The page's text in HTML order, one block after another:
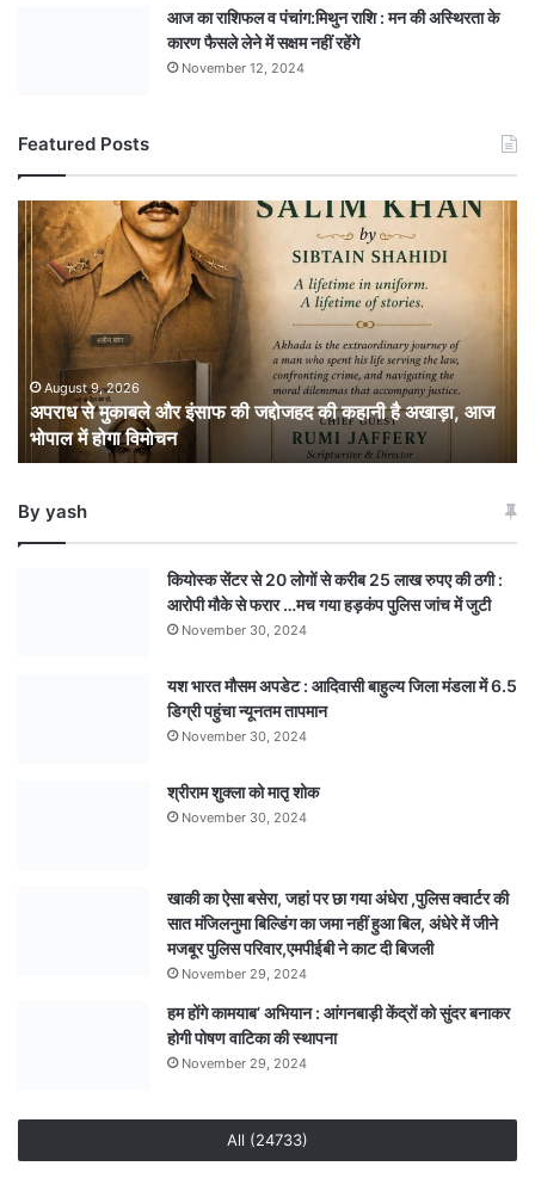
आज का राशिफल व पंचांग:मिथुन राशि : मन की अस्थिरता के
कारण फैसले लेने में सक्षम नहीं रहेंगे
November 12, 2024
Featured Posts
अपराध
से
मुकाबले
की
कहानी
अखाड़ा,
भोपाल
August 9, 2026
अपराध से मुकाबले और इंसाफ की जद्दोजहद की कहानी है अखाड़ा, आज
भोपाल में होगा विमोचन
By yash
कियोस्क सेंटर से 20 लोगों से करीब 25 लाख रुपए की ठगी :
आरोपी मौके से फरार …मच गया हड़कंप पुलिस जांच में जुटी
November 30, 2024
यश भारत मौसम अपडेट : आदिवासी बाहुल्य जिला मंडला में 6.5
डिग्री पहुंचा न्यूनतम तापमान
November 30, 2024
श्रीराम शुक्ला को मातृ शोक
November 30, 2024
खाकी का ऐसा बसेरा, जहां पर छा गया अंधेरा ,पुलिस क्वार्टर की
सात मंजिलनुमा बिल्डिंग का जमा नहीं हुआ बिल, अंधेरे में जीने
मजबूर पुलिस परिवार,एमपीईबी ने काट दी बिजली
November 29, 2024
हम होंगे कामयाब’ अभियान : आंगनबाड़ी केंद्रों को सुंदर बनाकर
होगी पोषण वाटिका की स्थापना
November 29, 2024
All (24733)